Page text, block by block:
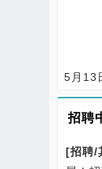
5月13
招聘
[招聘/